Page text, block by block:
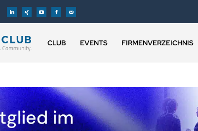
CLUB EVENTS FIRMENVERZEICHNIS